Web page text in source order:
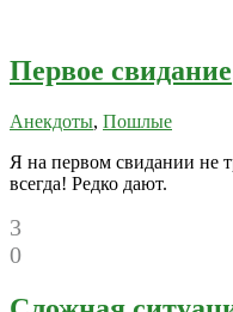
Первое свидание
Анекдоты, Пошлые
Я на первом свидании не
всегда! Редко дают.
3
0